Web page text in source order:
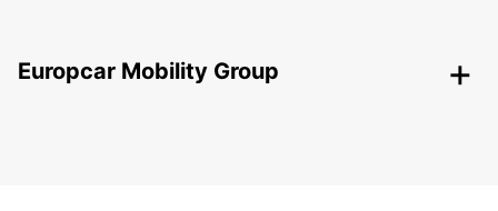
Europcar Mobility Group